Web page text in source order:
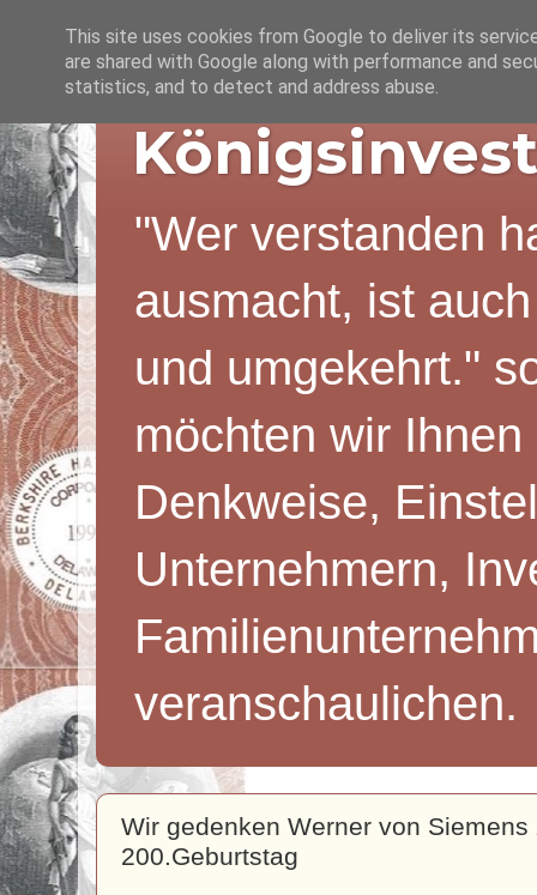
"Wer verstanden
ausmacht, ist
und umgekehrt."
möchten wir
Denkweise,
Unternehmern,
veranschaulichen.
Wir gedenken Werner von
200.Geburtstag
This site uses cookies from Google to deliver its
are shared with Google along with performance and
statistics, and to detect and address abuse.